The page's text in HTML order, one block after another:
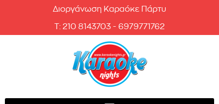
Διοργάνωση Καραόκε Πάρτυ
T: 210 8143703 - 6979771762